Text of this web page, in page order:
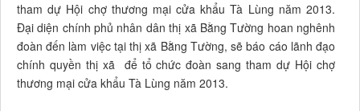
tham dự Hội chợ thương mại cửa khẩu Tà Lùng năm 2013.
Đại diện chính phủ nhân dân thị xã Bằng Tường hoan nghênh
đoàn đến làm việc tại thị xã Bằng Tường, sẽ báo cáo lãnh đạo
chính quyền thị xã để tổ chức đoàn sang tham dự Hội chợ
thương mại cửa khẩu Tà Lùng năm 2013.